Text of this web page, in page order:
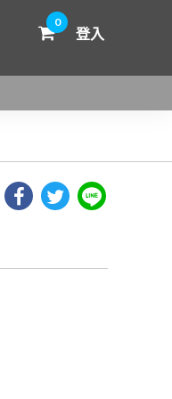
0
登入